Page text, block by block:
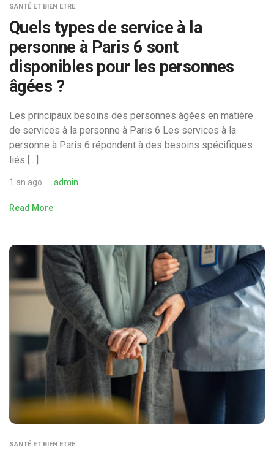
SANTÉ ET BIEN ETRE
Quels types de service à la
personne à Paris 6 sont
disponibles pour les personnes
âgées ?
Les principaux besoins des personnes âgées en matière
de services à la personne à Paris 6 Les services à la
personne à Paris 6 répondent à des besoins spécifiques
liés […]
1 an ago admin
Read More
SANTÉ ET BIEN ETRE